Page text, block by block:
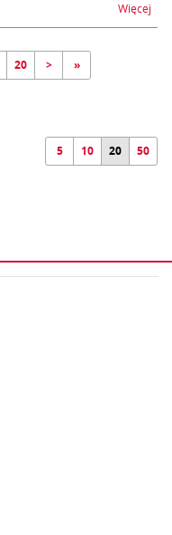
Więcej
20 > »
5 10 20 50